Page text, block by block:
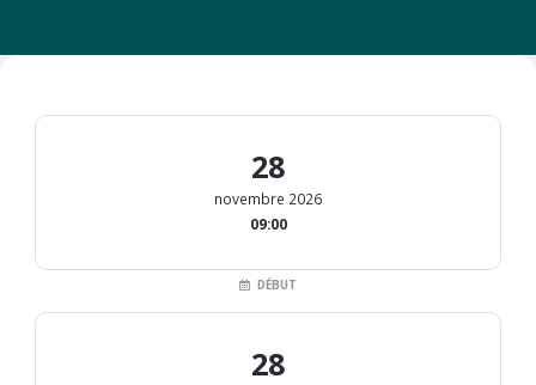
28
novembre 2026
09:00
DÉBUT
28